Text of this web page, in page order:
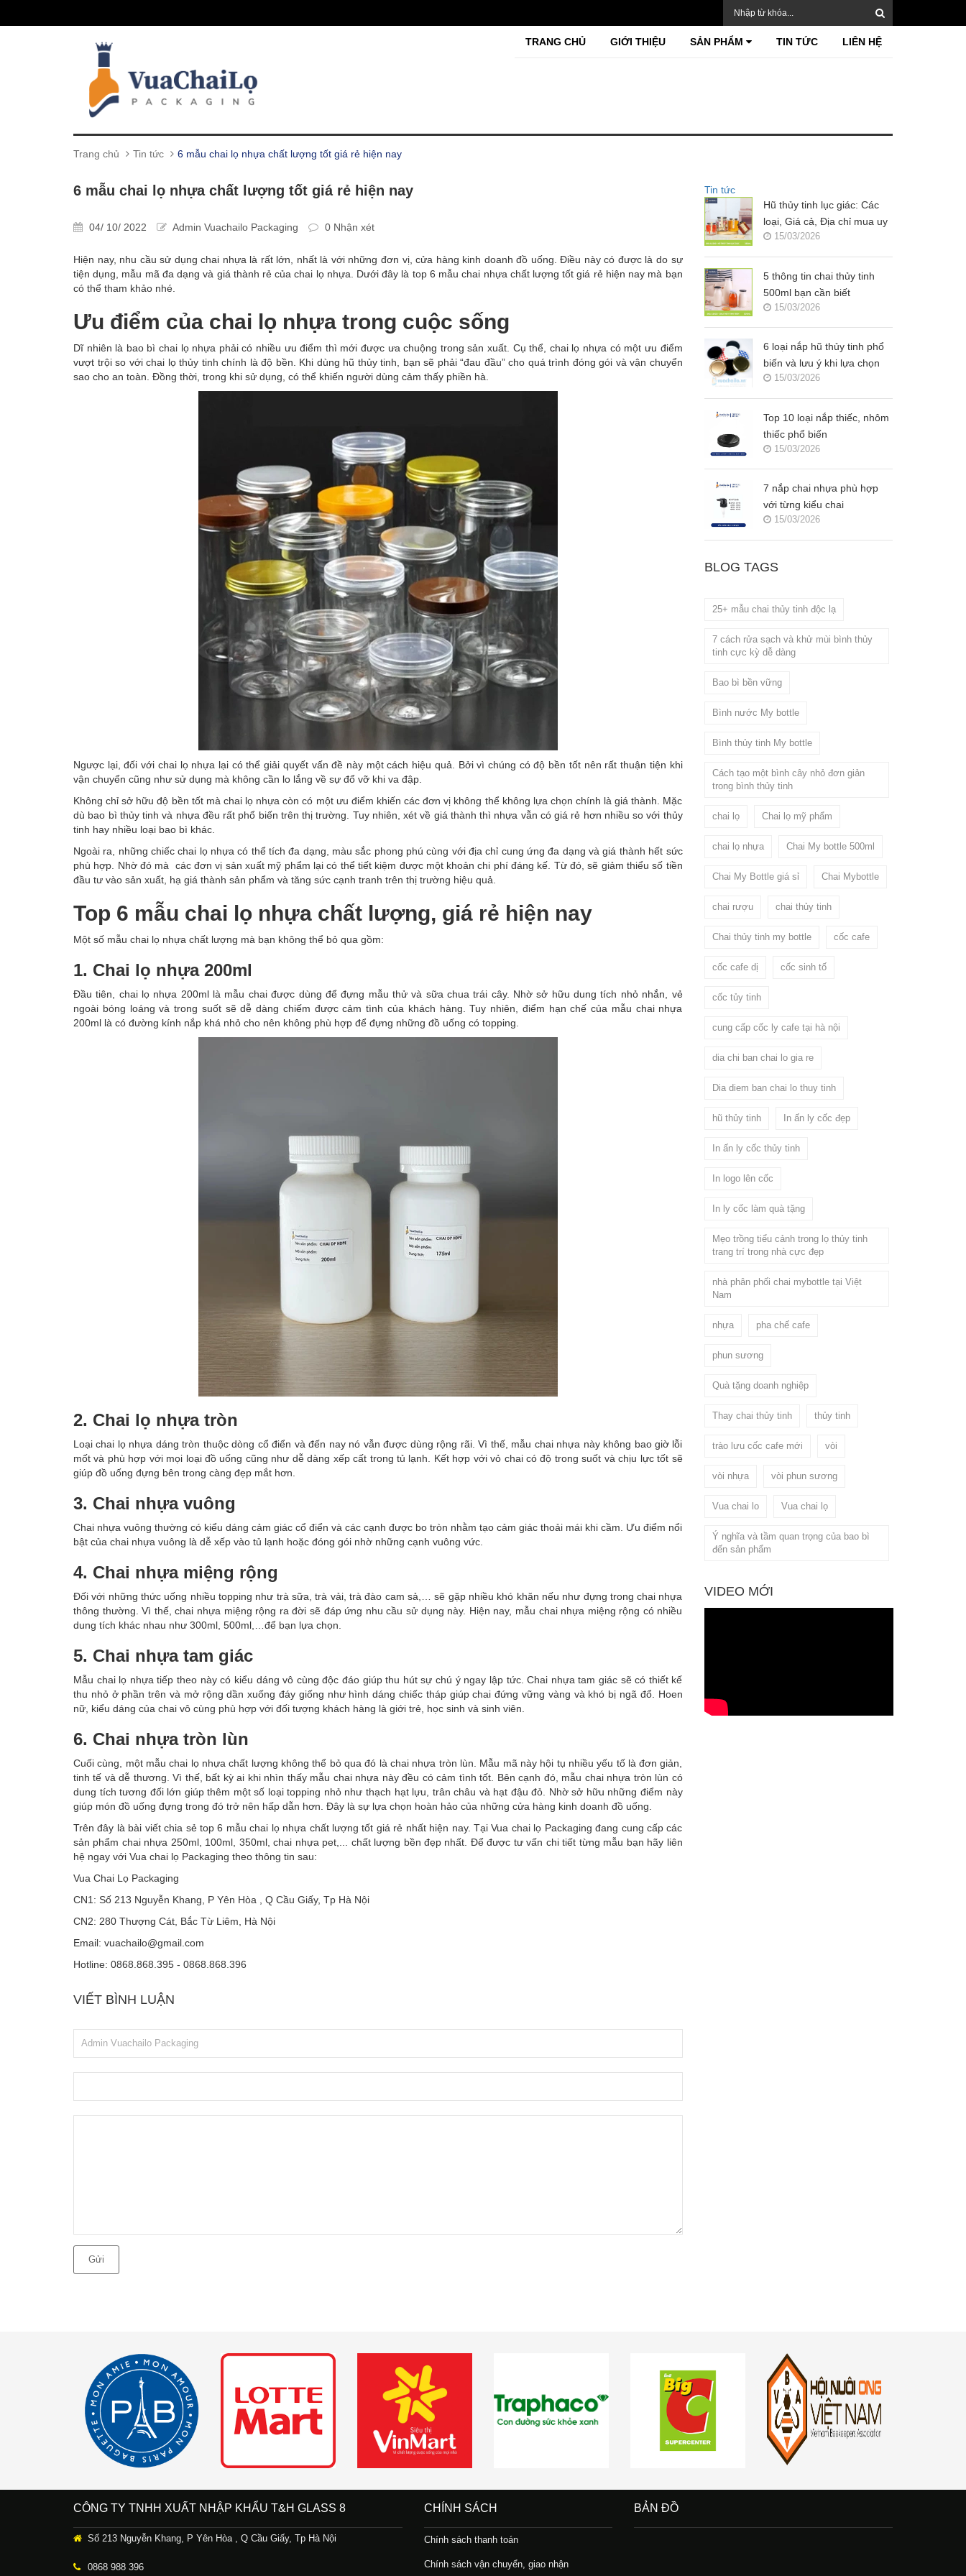
TRANG CHỦ GIỚI THIỆU SẢN PHẨM TIN TỨC LIÊN HỆ
Trang chủ Tin tức 6 mẫu chai lọ nhựa chất lượng tốt giá rẻ hiện nay
6 mẫu chai lọ nhựa chất lượng tốt giá rẻ hiện nay
04/ 10/ 2022 Admin Vuachailo Packaging 0 Nhận xét
Hiện nay, nhu cầu sử dụng chai nhựa là rất lớn, nhất là với những đơn vị, cửa hàng kinh doanh đồ uống. Điều này có được là do sự
tiện dụng, mẫu mã đa dạng và giá thành rẻ của chai lọ nhựa. Dưới đây là top 6 mẫu chai nhựa chất lượng tốt giá rẻ hiện nay mà bạn
có thể tham khảo nhé.
Ưu điểm của chai lọ nhựa trong cuộc sống
Dĩ nhiên là bao bì chai lọ nhựa phải có nhiều ưu điểm thì mới được ưa chuộng trong sản xuất. Cụ thể, chai lọ nhựa có một ưu điểm
vượt trội so với chai lọ thủy tinh chính là độ bền. Khi dùng hũ thủy tinh, bạn sẽ phải “đau đầu” cho quá trình đóng gói và vận chuyển
sao cho an toàn. Đồng thời, trong khi sử dụng, có thể khiến người dùng cảm thấy phiền hà.
Ngược lại, đối với chai lọ nhựa lại có thể giải quyết vấn đề này một cách hiệu quả. Bởi vì chúng có độ bền tốt nên rất thuận tiện khi
vận chuyển cũng như sử dụng mà không cần lo lắng về sự đổ vỡ khi va đập.
Không chỉ sở hữu độ bền tốt mà chai lọ nhựa còn có một ưu điểm khiến các đơn vị không thể không lựa chọn chính là giá thành. Mặc
dù bao bì thủy tinh và nhựa đều rất phổ biến trên thị trường. Tuy nhiên, xét về giá thành thì nhựa vẫn có giá rẻ hơn nhiều so với thủy
tinh hay nhiều loại bao bì khác.
Ngoài ra, những chiếc chai lọ nhựa có thể tích đa dạng, màu sắc phong phú cùng với địa chỉ cung ứng đa dạng và giá thành hết sức
phù hợp. Nhờ đó mà các đơn vị sản xuất mỹ phẩm lại có thể tiết kiệm được một khoản chi phí đáng kế. Từ đó, sẽ giảm thiểu số tiền
đầu tư vào sản xuất, hạ giá thành sản phẩm và tăng sức cạnh tranh trên thị trường hiệu quả.
Top 6 mẫu chai lọ nhựa chất lượng, giá rẻ hiện nay
Một số mẫu chai lọ nhựa chất lượng mà bạn không thể bỏ qua gồm:
1. Chai lọ nhựa 200ml
Đầu tiên, chai lọ nhựa 200ml là mẫu chai được dùng để đựng mẫu thử và sữa chua trái cây. Nhờ sở hữu dung tích nhỏ nhắn, vẻ
ngoài bóng loáng và trong suốt sẽ dễ dàng chiếm được cảm tình của khách hàng. Tuy nhiên, điểm hạn chế của mẫu chai nhựa
200ml là có đường kính nắp khá nhỏ cho nên không phù hợp để đựng những đồ uống có topping.
2. Chai lọ nhựa tròn
Loại chai lọ nhựa dáng tròn thuộc dòng cổ điển và đến nay nó vẫn được dùng rộng rãi. Vì thế, mẫu chai nhựa này không bao giờ lỗi
mốt và phù hợp với mọi loại đồ uống cũng như dễ dàng xếp cất trong tủ lạnh. Kết hợp với vỏ chai có độ trong suốt và chịu lực tốt sẽ
giúp đồ uống đựng bên trong càng đẹp mắt hơn.
3. Chai nhựa vuông
Chai nhựa vuông thường có kiểu dáng cảm giác cổ điển và các cạnh được bo tròn nhằm tạo cảm giác thoải mái khi cầm. Ưu điểm nổi
bật của chai nhựa vuông là dễ xếp vào tủ lạnh hoặc đóng gói nhờ những cạnh vuông vức.
4. Chai nhựa miệng rộng
Đối với những thức uống nhiều topping như trà sữa, trà vải, trà đào cam sả,… sẽ gặp nhiều khó khăn nếu như đựng trong chai nhựa
thông thường. Vì thế, chai nhựa miệng rộng ra đời sẽ đáp ứng nhu cầu sử dụng này. Hiện nay, mẫu chai nhựa miệng rộng có nhiều
dung tích khác nhau như 300ml, 500ml,…để bạn lựa chọn.
5. Chai nhựa tam giác
Mẫu chai lọ nhựa tiếp theo này có kiểu dáng vô cùng độc đáo giúp thu hút sự chú ý ngay lập tức. Chai nhựa tam giác sẽ có thiết kế
thu nhỏ ở phần trên và mở rộng dần xuống đáy giống như hình dáng chiếc tháp giúp chai đứng vững vàng và khó bị ngã đổ. Hoen
nữ, kiểu dáng của chai vô cùng phù hợp với đối tượng khách hàng là giới trẻ, học sinh và sinh viên.
6. Chai nhựa tròn lùn
Cuối cùng, một mẫu chai lọ nhựa chất lượng không thể bỏ qua đó là chai nhựa tròn lùn. Mẫu mã này hội tụ nhiều yếu tố là đơn giản,
tinh tế và dễ thương. Vì thế, bất kỳ ai khi nhìn thấy mẫu chai nhựa này đều có cảm tình tốt. Bên cạnh đó, mẫu chai nhựa tròn lùn có
dung tích tương đối lớn giúp thêm một số loại topping nhỏ như thạch hạt lựu, trân châu và hạt đậu đỏ. Nhờ sở hữu những điểm này
giúp món đồ uống đựng trong đó trở nên hấp dẫn hơn. Đây là sự lựa chọn hoàn hảo của những cửa hàng kinh doanh đồ uống.
Trên đây là bài viết chia sẻ top 6 mẫu chai lọ nhựa chất lượng tốt giá rẻ nhất hiện nay. Tại Vua chai lọ Packaging đang cung cấp các
sản phẩm chai nhựa 250ml, 100ml, 350ml, chai nhựa pet,... chất lượng bền đẹp nhất. Để được tư vấn chi tiết từng mẫu bạn hãy liên
hệ ngay với Vua chai lọ Packaging theo thông tin sau:
Vua Chai Lọ Packaging
CN1: Số 213 Nguyễn Khang, P Yên Hòa , Q Cầu Giấy, Tp Hà Nội
CN2: 280 Thượng Cát, Bắc Từ Liêm, Hà Nội
Email: vuachailo@gmail.com
Hotline: 0868.868.395 - 0868.868.396
VIẾT BÌNH LUẬN
Gửi
Tin tức
Hũ thủy tinh lục giác: Các
loại, Giá cả, Địa chỉ mua uy
tín?15/03/2026
5 thông tin chai thủy tinh
500ml bạn cần biết
15/03/2026
6 loại nắp hũ thủy tinh phổ
biến và lưu ý khi lựa chọn
15/03/2026
Top 10 loại nắp thiếc, nhôm
thiếc phổ biến
15/03/2026
7 nắp chai nhựa phù hợp
với từng kiểu chai
15/03/2026
BLOG TAGS
25+ mẫu chai thủy tinh độc lạ
7 cách rửa sạch và khử mùi bình thủy
tinh cực kỳ dễ dàng
Bao bì bền vững
Bình nước My bottle
Bình thủy tinh My bottle
Cách tạo một bình cây nhỏ đơn giản
trong bình thủy tinh
chai lọ Chai lọ mỹ phẩm
chai lọ nhựa Chai My bottle 500ml
Chai My Bottle giá sỉ Chai Mybottle
chai rượu chai thủy tinh
Chai thủy tinh my bottle cốc cafe
cốc cafe dị cốc sinh tố
cốc tủy tinh
cung cấp cốc ly cafe tại hà nội
dia chi ban chai lo gia re
Dia diem ban chai lo thuy tinh
hũ thủy tinh In ấn ly cốc đẹp
In ấn ly cốc thủy tinh
In logo lên cốc
In ly cốc làm quà tặng
Mẹo trồng tiểu cảnh trong lọ thủy tinh
trang trí trong nhà cực đẹp
nhà phân phối chai mybottle tại Việt
Nam
nhựa pha chế cafe
phun sương
Quà tặng doanh nghiệp
Thay chai thủy tinh thủy tinh
trào lưu cốc cafe mới vòi
vòi nhựa vòi phun sương
Vua chai lo Vua chai lọ
Ý nghĩa và tầm quan trọng của bao bì
đến sản phẩm
VIDEO MỚI
CÔNG TY TNHH XUẤT NHẬP KHẨU T&H GLASS 8
Số 213 Nguyễn Khang, P Yên Hòa , Q Cầu Giấy, Tp Hà Nội
0868 988 396
CHÍNH SÁCH
Chính sách thanh toán
Chính sách vận chuyển, giao nhận
BẢN ĐỒ